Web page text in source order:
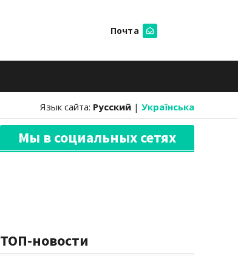
Почта
Язык сайта: Русский | Українська
Мы в социальных сетях
ТОП-новости